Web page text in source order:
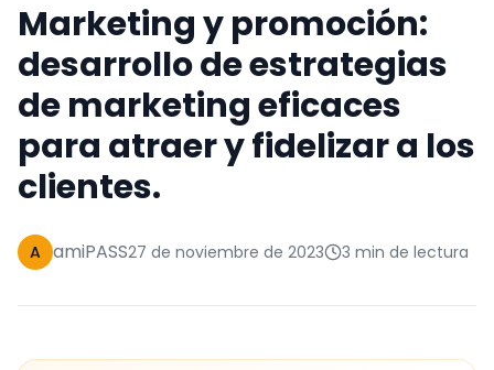
Marketing y promoción:
desarrollo de estrategias
de marketing eficaces
para atraer y fidelizar a los
clientes.
A amiPASS27 de noviembre de 2023 3 min de lectura